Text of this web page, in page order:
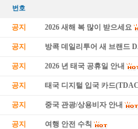
번호
공지 2026 새해 복 많이 받으세요
공지 방콕 데일리투어 새 브랜드
공지 2026 년 태국 공휴일 안내
공지 태국 디지털 입국 카드
공지 중국 관광/상용비자 안내
공지 여행 안전 수칙